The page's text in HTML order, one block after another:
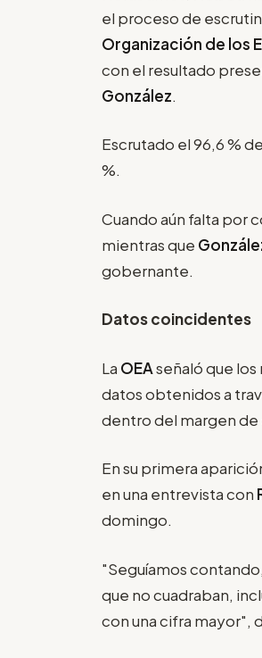
el proceso de
Organización de los
con el resultado
González.
Escrutado el 96,6 %
%.
Cuando aún falta por
mientras que
gobernante.
Datos coincidentes
La OEAseñaló que
datos obtenidos a
dentro del margen de
En su primera
en una entrevista con
domingo.
"Seguíamos
que no cuadraban,
con una cifra mayor",